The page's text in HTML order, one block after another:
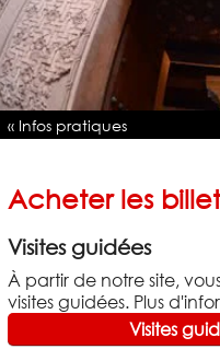
« Infos pratiques
Acheter les
Visites guidées
À partir de notre site,
visites guidées. Plus
Visites